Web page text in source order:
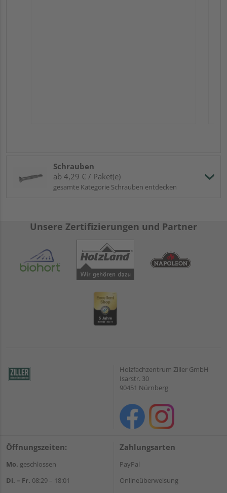
Schrauben
ab 4,29 € / Paket(e)
gesamte Kategorie Schrauben entdecken
Unsere Zertifizierungen und Partner
Holzfachzentrum Ziller GmbH
Isarstr. 30
90451 Nürnberg
Öffnungszeiten:
Mo. geschlossen
Di. – Fr. 08:29 – 18:01
Zahlungsarten
PayPal
Onlineüberweisung